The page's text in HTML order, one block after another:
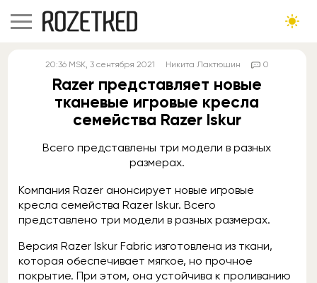
20:36 MSK, 3 сентября 2021 Никита Лактюшин 0
Razer представляет новые
тканевые игровые кресла
семейства Razer Iskur
Всего представлены три модели в разных
размерах.
Компания Razer анонсирует новые игровые
кресла семейства Razer Iskur. Всего
представлено три модели в разных размерах.
Версия Razer Iskur Fabric изготовлена из ткани,
которая обеспечивает мягкое, но прочное
покрытие. При этом, она устойчива к проливанию